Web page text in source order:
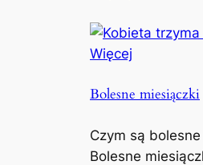
Więcej
Bolesne miesiączki
Czym są
Bolesne